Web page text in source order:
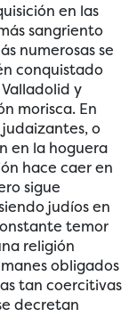
en las
sangriento
numerosas se
conquistado
y
morisca. En
o
en la hoguera
hace caer en
sigue
judíos en
temor
religión
obligados
tan coercitivas
decretan